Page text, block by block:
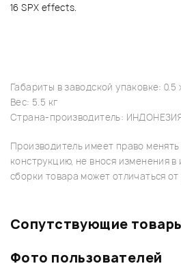
16 SPX effects.
Габариты в заводской упаковке: 0.5 x
Вес: 5.5 кг
Страна-производитель:
Производитель имеет право
конструкцию, не внося изменения
сборки товара может отличаться от
Сопутствующие
Фото пользователей